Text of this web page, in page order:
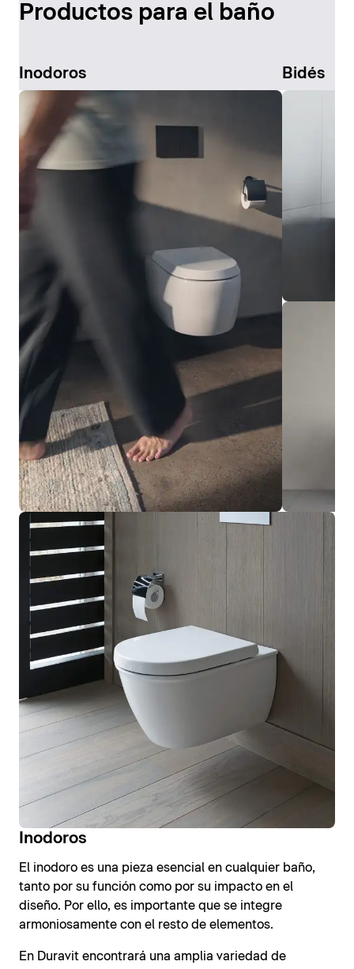
Productos para el baño
Inodoros Bidés
Inodoros
El inodoro es una pieza esencial en cualquier baño,
tanto por su función como por su impacto en el
diseño. Por ello, es importante que se integre
armoniosamente con el resto de elementos.
En Duravit encontrará una amplia variedad de